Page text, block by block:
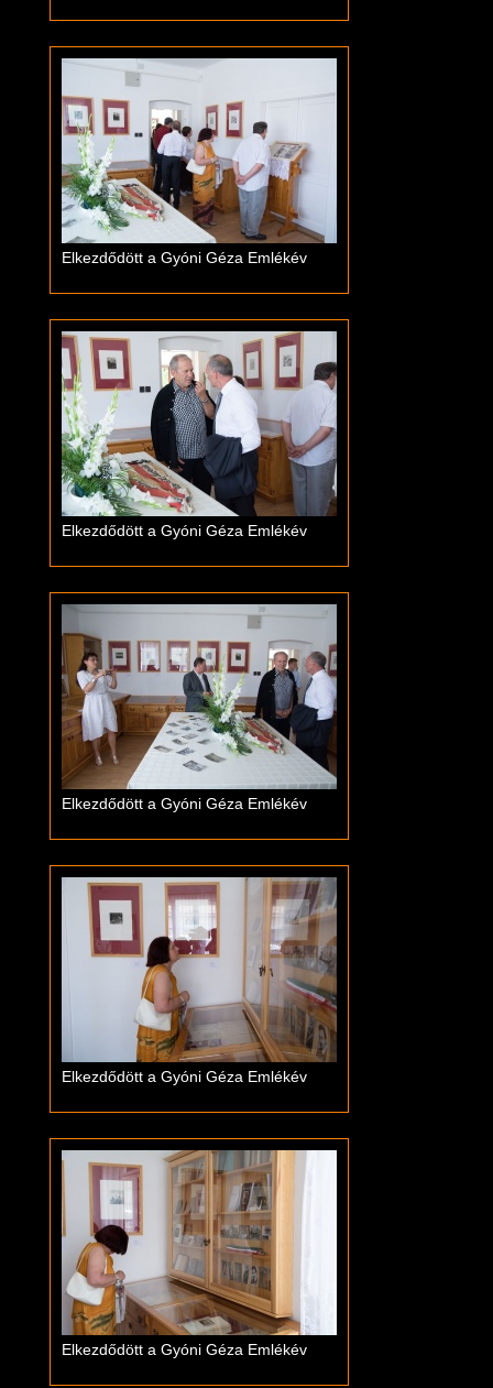
Elkezdődött a Gyóni Géza Emlékév
Elkezdődött a Gyóni Géza Emlékév
Elkezdődött a Gyóni Géza Emlékév
Elkezdődött a Gyóni Géza Emlékév
Elkezdődött a Gyóni Géza Emlékév